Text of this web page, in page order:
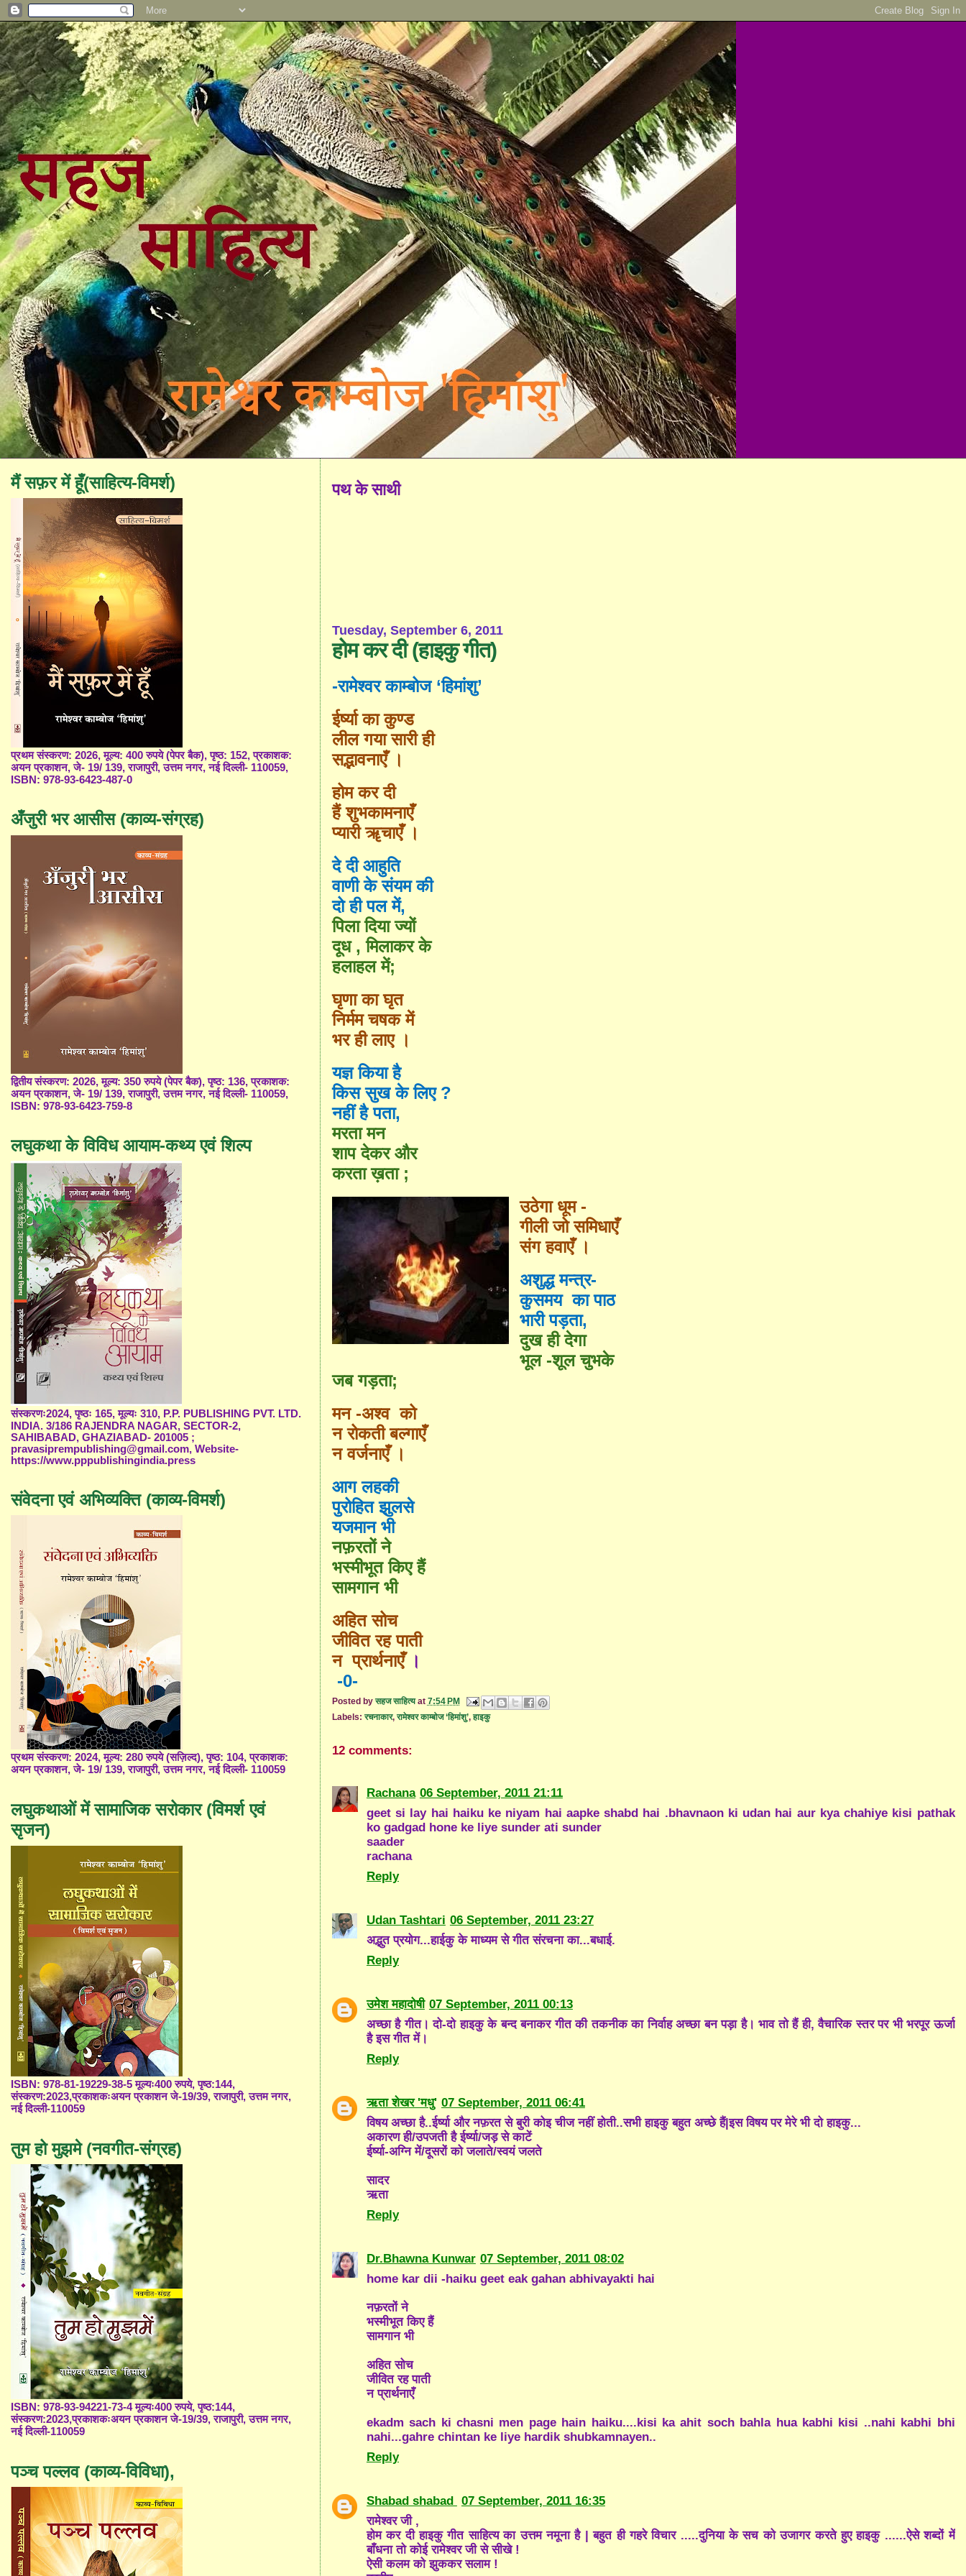
पथ के साथी
Tuesday, September 6, 2011
होम कर दी (हाइकु गीत)
-रामेश्वर काम्बोज ‘हिमांशु’
ईर्ष्या का कुण्ड
लील गया सारी ही
सद्भावनाएँ ।
होम कर दी
हैं शुभकामनाएँ
प्यारी ॠचाएँ ।
दे दी आहुति
वाणी के संयम की
दो ही पल में,
पिला दिया ज्यों
दूध , मिलाकर के
हलाहल में;
घृणा का घृत
निर्मम चषक में
भर ही लाए ।
यज्ञ किया है
किस सुख के लिए ?
नहीं है पता,
मरता मन
शाप देकर और
करता ख़ता ;
उठेगा धूम -
गीली जो समिधाएँ
संग हवाएँ ।
अशुद्ध मन्त्र-
कुसमय का पाठ
भारी पड़ता,
दुख ही देगा
भूल -शूल चुभके
जब गड़ता;
मन -अश्व को
न रोकती बल्गाएँ
न वर्जनाएँ ।
आग लहकी
पुरोहित झुलसे
यजमान भी
नफ़रतों ने
भस्मीभूत किए हैं
सामगान भी
अहित सोच
जीवित रह पाती
न प्रार्थनाएँ।
-0-
Posted byसहज साहित्य at 7:54 PM
Labels:रचनाकार,रामेश्वर काम्बोज ‘हिमांशु’,हाइकु
12 comments:
Rachana 06 September, 2011 21:11
geet si lay hai haiku ke niyam hai aapke shabd hai .bhavnaon ki udan hai aur kya chahiye kisi pathak
ko gadgad hone ke liye sunder ati sunder
saader
rachana
Reply
Udan Tashtari 06 September, 2011 23:27
अद्भुत प्रयोग...हाईकु के माध्यम से गीत संरचना का...बधाई.
Reply
उमेश महादोषी 07 September, 2011 00:13
अच्छा है गीत। दो-दो हाइकु के बन्द बनाकर गीत की तकनीक का निर्वाह अच्छा बन पड़ा है। भाव तो हैं ही, वैचारिक स्तर पर भी भरपूर ऊर्जा
है इस गीत में।
Reply
ऋता शेखर 'मधु' 07 September, 2011 06:41
विषय अच्छा है..ईर्ष्या और नफ़रत से बुरी कोइ चीज नहीं होती..सभी हाइकु बहुत अच्छे हैं|इस विषय पर मेरे भी दो हाइकु...
अकारण ही/उपजती है ईर्ष्या/जड़ से काटें
ईर्ष्या-अग्नि में/दूसरों को जलाते/स्वयं जलते
सादर
ऋता
Reply
Dr.Bhawna Kunwar 07 September, 2011 08:02
home kar dii -haiku geet eak gahan abhivayakti hai
नफ़रतों ने
भस्मीभूत किए हैं
सामगान भी
अहित सोच
जीवित रह पाती
न प्रार्थनाएँ
ekadm sach ki chasni men page hain haiku....kisi ka ahit soch bahla hua kabhi kisi ..nahi kabhi bhi
nahi...gahre chintan ke liye hardik shubkamnayen..
Reply
Shabad shabad 07 September, 2011 16:35
रामेश्वर जी ,
होम कर दी हाइकु गीत साहित्य का उत्तम नमूना है | बहुत ही गहरे विचार .....दुनिया के सच को उजागर करते हुए हाइकु ......ऐसे शब्दों में
बाँधना तो कोई रामेश्वर जी से सीखे !
ऐसी कलम को झुककर सलाम !
मैं सफ़र में हूँ(साहित्य-विमर्श)
प्रथम संस्करण: 2026, मूल्य: 400 रुपये (पेपर बैक), पृष्ठ: 152, प्रकाशक:
अयन प्रकाशन, जे- 19/ 139, राजापुरी, उत्तम नगर, नई दिल्ली- 110059,
ISBN: 978-93-6423-487-0
अँजुरी भर आसीस (काव्य-संग्रह)
द्वितीय संस्करण: 2026, मूल्य: 350 रुपये (पेपर बैक), पृष्ठ: 136, प्रकाशक:
अयन प्रकाशन, जे- 19/ 139, राजापुरी, उत्तम नगर, नई दिल्ली- 110059,
ISBN: 978-93-6423-759-8
लघुकथा के विविध आयाम-कथ्य एवं शिल्प
संस्करणः2024, पृष्ठः 165, मूल्यः 310, P.P. PUBLISHING PVT. LTD.
INDIA. 3/186 RAJENDRA NAGAR, SECTOR-2,
SAHIBABAD, GHAZIABAD- 201005 ;
pravasiprempublishing@gmail.com, Website-
https://www.pppublishingindia.press
संवेदना एवं अभिव्यक्ति (काव्य-विमर्श)
प्रथम संस्करण: 2024, मूल्य: 280 रुपये (सज़िल्द), पृष्ठ: 104, प्रकाशक:
अयन प्रकाशन, जे- 19/ 139, राजापुरी, उत्तम नगर, नई दिल्ली- 110059
लघुकथाओं में सामाजिक सरोकार (विमर्श एवं
सृजन)
ISBN: 978-81-19229-38-5 मूल्यः400 रुपये, पृष्ठ:144,
संस्करण:2023,प्रकाशकःअयन प्रकाशन जे-19/39, राजापुरी, उत्तम नगर,
नई दिल्ली-110059
तुम हो मुझमे (नवगीत-संग्रह)
ISBN: 978-93-94221-73-4 मूल्यः400 रुपये, पृष्ठ:144,
संस्करण:2023,प्रकाशकःअयन प्रकाशन जे-19/39, राजापुरी, उत्तम नगर,
नई दिल्ली-110059
पञ्च पल्लव (काव्य-विविधा),